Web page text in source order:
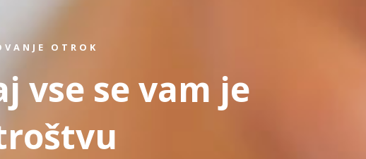
OTROK
vse se vam je